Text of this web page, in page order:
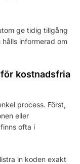
ge tidig tillgång
informerad om
kostnadsfria
process. Först,
eller
ofta i
in koden exakt